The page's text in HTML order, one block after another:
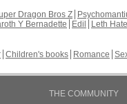
Dragon Bros Z
Y Bernadette Edil
Leth Hate
Children's books Romance
THE COMMUNITY